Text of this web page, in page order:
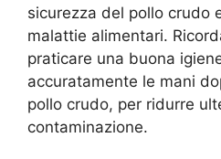
sicurezza del pollo crudo
malattie alimentari.
praticare una buona
accuratamente le mani
pollo crudo, per ridurre
contaminazione.